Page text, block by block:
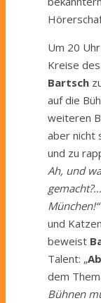
Um 20
Kreise
Bartsch
auf die
weiteren
aber nicht
und zu
Ah, und
München!“
und
beweist
Talent: „
dem
Bühnen